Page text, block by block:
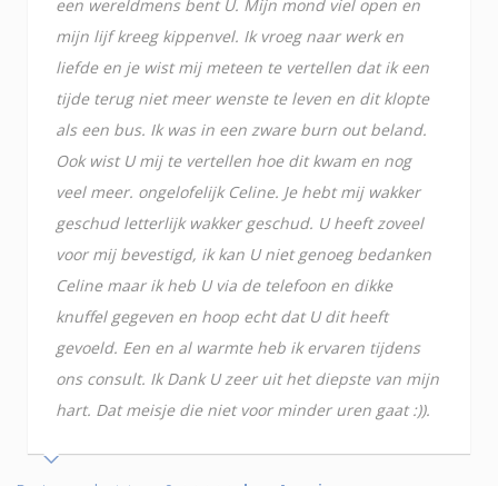
een wereldmens bent U. Mijn mond viel open en
mijn lijf kreeg kippenvel. Ik vroeg naar werk en
liefde en je wist mij meteen te vertellen dat ik een
tijde terug niet meer wenste te leven en dit klopte
als een bus. Ik was in een zware burn out beland.
Ook wist U mij te vertellen hoe dit kwam en nog
veel meer. ongelofelijk Celine. Je hebt mij wakker
geschud letterlijk wakker geschud. U heeft zoveel
voor mij bevestigd, ik kan U niet genoeg bedanken
Celine maar ik heb U via de telefoon en dikke
knuffel gegeven en hoop echt dat U dit heeft
gevoeld. Een en al warmte heb ik ervaren tijdens
ons consult. Ik Dank U zeer uit het diepste van mijn
hart. Dat meisje die niet voor minder uren gaat :)).